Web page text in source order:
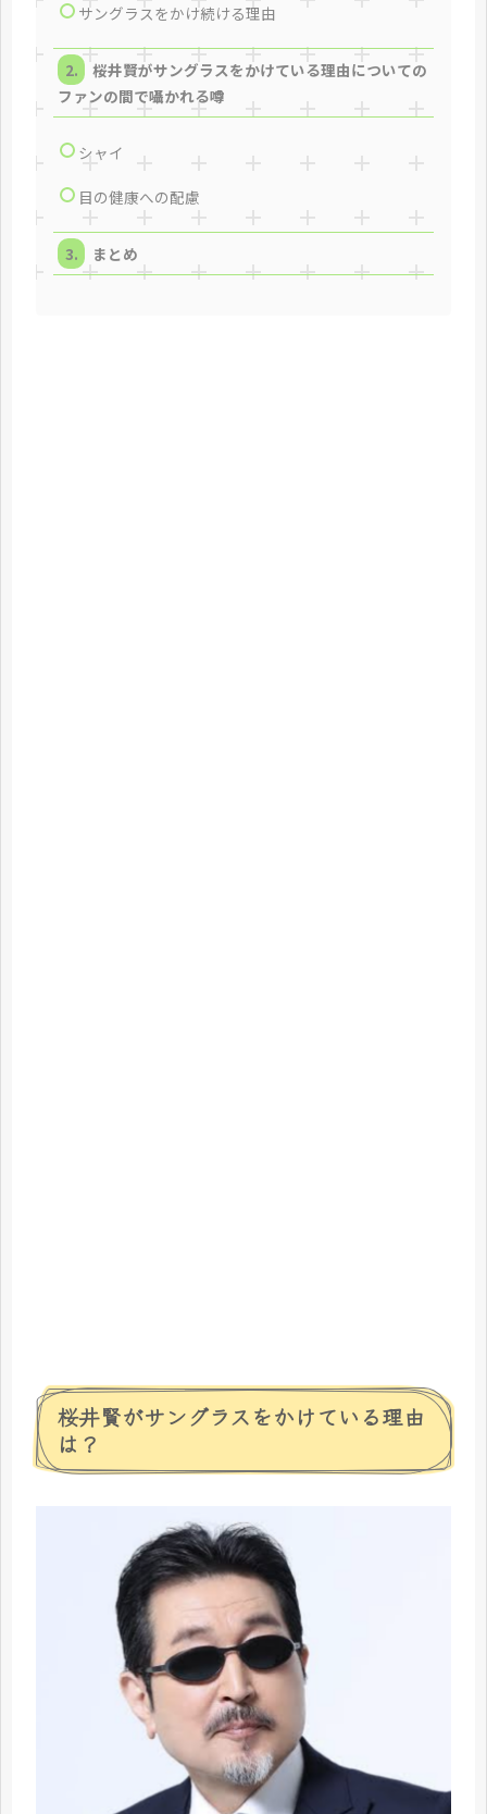
サングラスをかけ続ける理由
桜井賢がサングラスをかけている理由についての
ファンの間で囁かれる噂
シャイ
目の健康への配慮
まとめ
桜井賢がサングラスをかけている理由
は？